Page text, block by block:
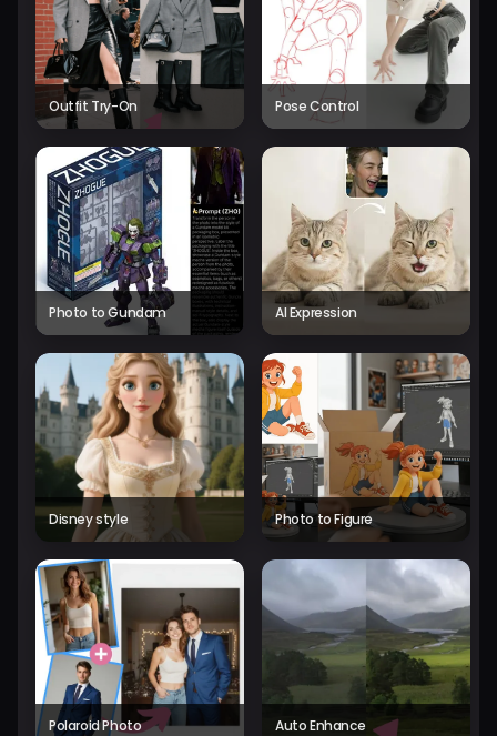
Outfit Try-On Pose Control
Photo to Gundam AI Expression
Disney style Photo to Figure
Polaroid Photo Auto Enhance